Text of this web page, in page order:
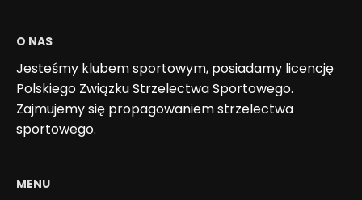
O NAS
Jesteśmy klubem sportowym, posiadamy licencję
Polskiego Związku Strzelectwa Sportowego.
Zajmujemy się propagowaniem strzelectwa
sportowego.
MENU